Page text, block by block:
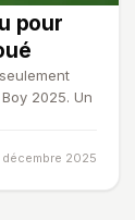
pour
2025. Un
décembre 2025